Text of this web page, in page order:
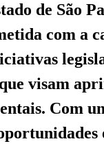
de São
com a
visam
Com